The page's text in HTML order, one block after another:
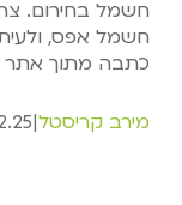
חשמל בחירום.
חשמל אפס,
כתבה מתוך אתר YNET
מירב קריסטל|
13:51